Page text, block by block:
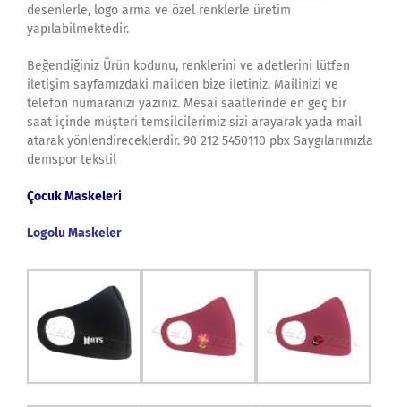
desenlerle, logo arma ve özel renklerle üretim
yapılabilmektedir.
Beğendiğiniz Ürün kodunu, renklerini ve adetlerini lütfen
iletişim sayfamızdaki mailden bize iletiniz. Mailinizi ve
telefon numaranızı yazınız. Mesai saatlerinde en geç bir
saat içinde müşteri temsilcilerimiz sizi arayarak yada mail
atarak yönlendireceklerdir. 90 212 5450110 pbx Saygılarımızla
demspor tekstil
Çocuk Maskeleri
Logolu Maskeler